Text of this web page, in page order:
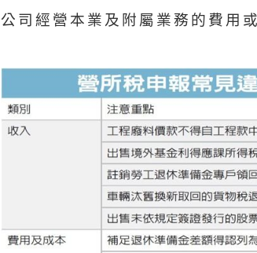
公司經營本業及附屬業務的費用